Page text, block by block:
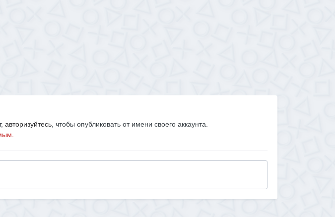
авторизуйтесь, чтобы опубликовать от имени своего аккаунта.